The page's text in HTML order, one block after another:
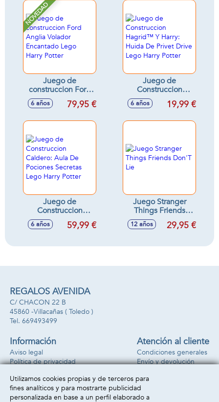
NOVEDAD
Juego de
construccion Ford
Anglia Volador
Encantado Lego
6 años 79,95 €
Juego de
Construccion
Hagrid™ Y Harry:
Huida De Privet
6 años 19,99 €
Juego de
Construccion
Caldero: Aula De
Pociones Secretas
6 años 59,99 €
Juego Stranger
Things Friends
Don'T Lie
12 años 29,95 €
REGALOS AVENIDA
C/ CHACON 22 B
45860 -Villacañas ( Toledo )
669493499
Información
Aviso legal
Política de privacidad
Atención al cliente
Condiciones generales
Envío y devolución
Formas de pago
Utilizamos cookies propias y de terceros para
fines analíticos y para mostrarte publicidad
personalizada en base a un perfil elaborado a